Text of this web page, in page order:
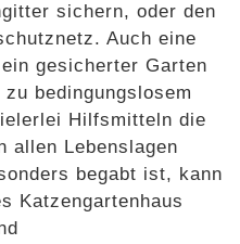
sichern, oder den
Auch eine
gesicherter Garten
bedingungslosem
Hilfsmitteln die
allen Lebenslagen
begabt ist, kann
Katzengartenhaus